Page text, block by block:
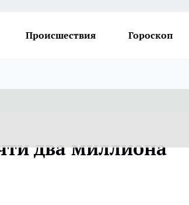
Происшествия Гороскоп
два миллиона